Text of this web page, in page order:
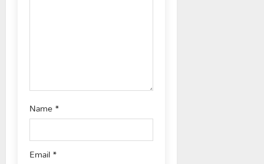
n
Name*
Email*